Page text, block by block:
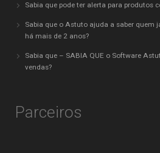
Sabia que pode ter alerta para produtos
Sabia que o Astuto ajuda a saber quem
há mais de 2 anos?
Sabia que – SABIA QUE o Software
vendas?
Parceiros